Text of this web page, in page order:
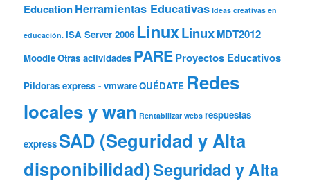
EducationHerramientas Educativas Ideas creativas en
educación. ISA Server 2006 LinuxLinuxMDT2012
MoodleOtras actividades PAREProyectos Educativos
Píldoras express - vmwareQUÉDATE Redes
locales y wan Rentabilizar webs respuestas
expressSAD (Seguridad y Alta
disponibilidad)Seguridad y Alta